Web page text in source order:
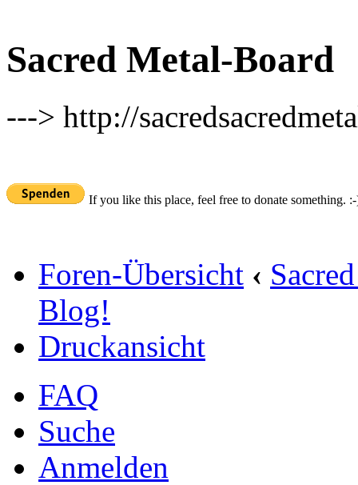
Sacred Metal-Board
---> http://
If you like this place, feel free to donate something.
Foren-Übersicht ‹
Blog!
Druckansicht
FAQ
Suche
Anmelden